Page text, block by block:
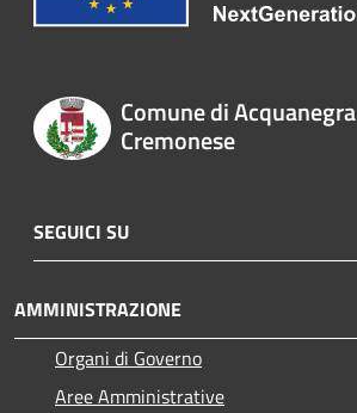
Comune di Acquanegra
Cremonese
SEGUICI SU
AMMINISTRAZIONE
Organi di Governo
Aree Amministrative